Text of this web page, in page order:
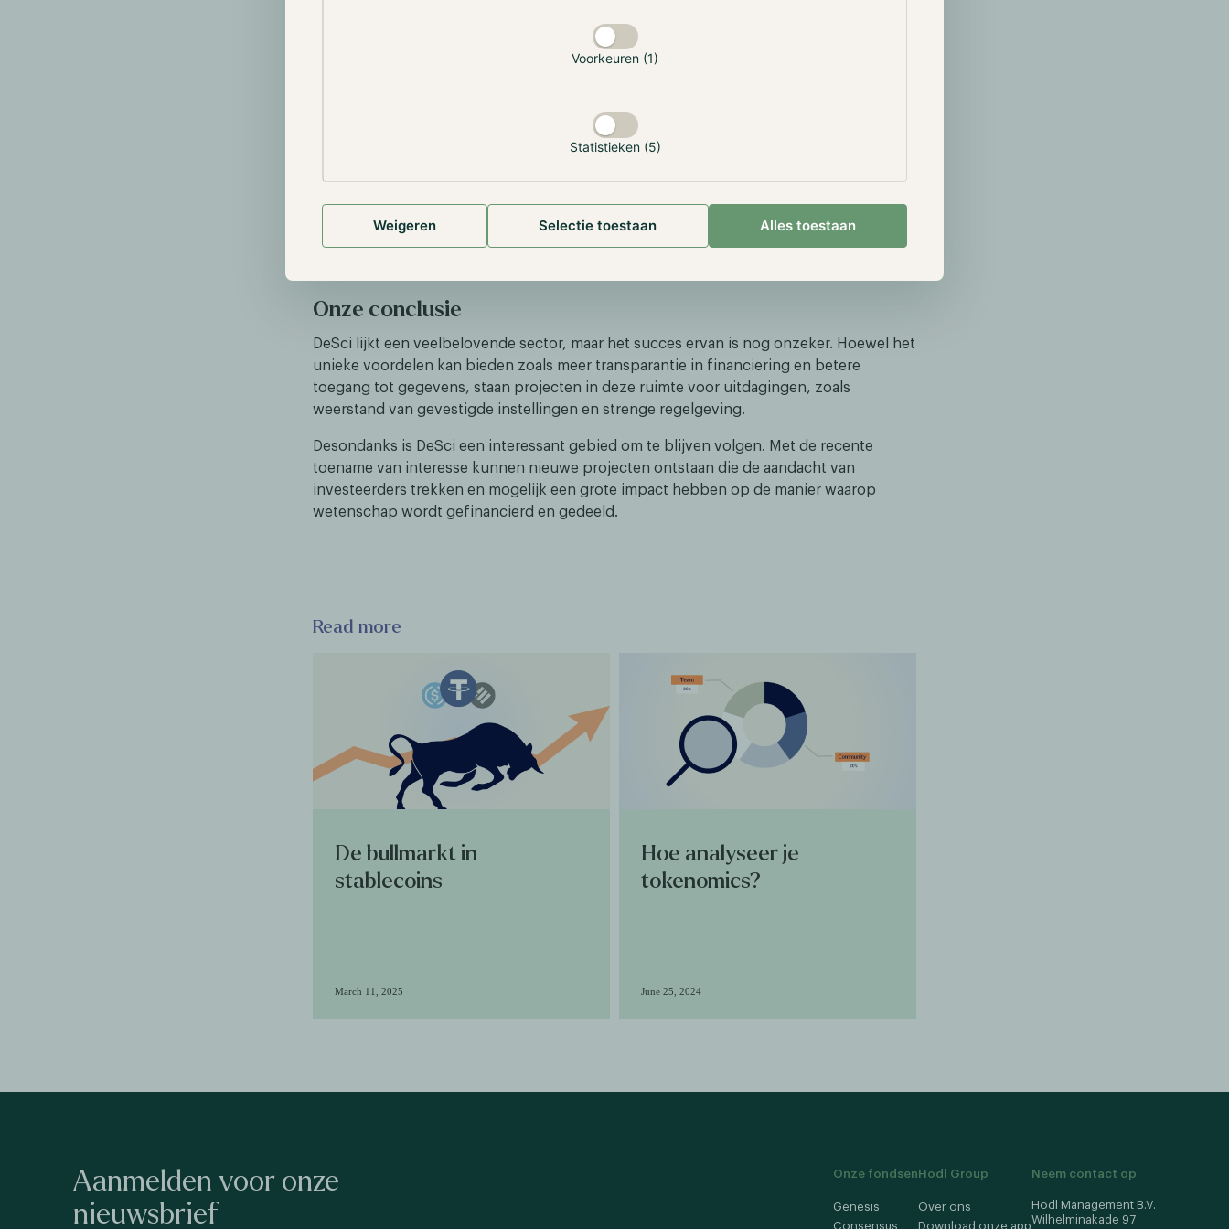
Voorkeuren (1)
Statistieken (5)
Weigeren Selectie toestaan Alles toestaan
Ze maken gedecentraliseerde en transparante crowdfunding voor
onderzoek mogelijk via de blockchain, waardoor de afhankelijkheid
van traditionele subsidies wordt verminderd.
gedecentraliseerde opslag, wat de integriteit en beschikbaarheid van de
traditionele paywalls en uitgevers kunnen omzeilen en kennis voor
iedereen toegankelijk wordt.
Onze conclusie
DeSci lijkt een veelbelovende sector, maar het succes ervan is nog onzeker. Hoewel het
unieke voordelen kan bieden zoals meer transparantie in financiering en betere
toegang tot gegevens, staan projecten in deze ruimte voor uitdagingen, zoals
weerstand van gevestigde instellingen en strenge regelgeving.
Desondanks is DeSci een interessant gebied om te blijven volgen. Met de recente
toename van interesse kunnen nieuwe projecten ontstaan die de aandacht van
investeerders trekken en mogelijk een grote impact hebben op de manier waarop
wetenschap wordt gefinancierd en gedeeld.
Read more
De bullmarkt in
stablecoins
March 11, 2025
Hoe analyseer je
tokenomics?
June 25, 2024
Aanmelden voor onze
nieuwsbrief
Onze fondsen
Genesis
Consensus
Hodl Group
Over ons
Download onze app
Neem contact op
Hodl Management B.V.
Wilhelminakade 97